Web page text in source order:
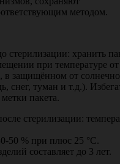
методом.
стерилизации: хранить
при температуре
защищённом от
снег, туман и т.д.).
пакета.
стерилизации:
50 % при плюс 25 °С.
составляет до 3 лет.